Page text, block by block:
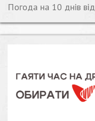
Погода на 10 днів від